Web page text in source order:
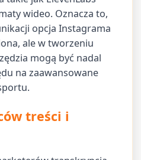
wideo. Oznacza to,
opcja Instagrama
ale w tworzeniu
mogą być nadal
na zaawansowane
treści i